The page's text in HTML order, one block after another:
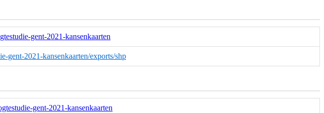
gent-2021-kansenkaarten
gent-2021-kansenkaarten/exports/shp
gent-2021-kansenkaarten